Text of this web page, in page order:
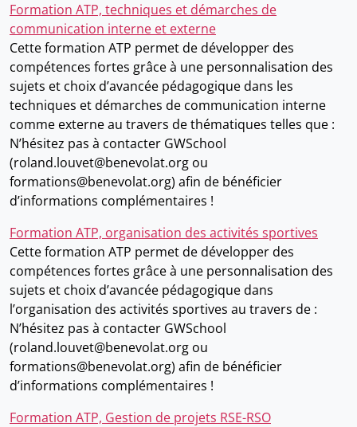
Formation ATP, techniques et démarches de
communication interne et externe
Cette formation ATP permet de développer des
compétences fortes grâce à une personnalisation des
sujets et choix d’avancée pédagogique dans les
techniques et démarches de communication interne
comme externe au travers de thématiques telles que :
N’hésitez pas à contacter GWSchool
(roland.louvet@benevolat.org ou
formations@benevolat.org) afin de bénéficier
d’informations complémentaires !
Formation ATP, organisation des activités sportives
Cette formation ATP permet de développer des
compétences fortes grâce à une personnalisation des
sujets et choix d’avancée pédagogique dans
l’organisation des activités sportives au travers de :
N’hésitez pas à contacter GWSchool
(roland.louvet@benevolat.org ou
formations@benevolat.org) afin de bénéficier
d’informations complémentaires !
Formation ATP, Gestion de projets RSE-RSO